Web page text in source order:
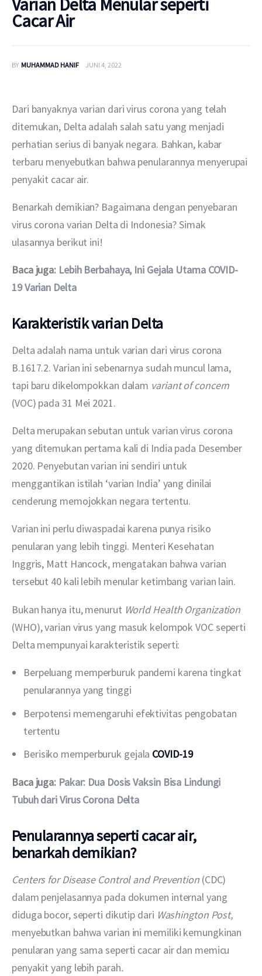
Cacar Air
BY MUHAMMAD HANIF JUNI 4, 2022
Dari banyaknya varian dari virus corona yang telah
ditemukan, Delta adalah salah satu yang menjadi
perhatian serius di banyak negara. Bahkan, kabar
terbaru menyebutkan bahwa penularannya menyerupai
penyakit cacar air.
Benarkah demikian? Bagaimana dengan penyebaran
virus corona varian Delta di Indonesia? Simak
ulasannya berikut ini!
Baca juga: Lebih Berbahaya, Ini Gejala Utama COVID-
19 Varian Delta
Karakteristik varian Delta
Delta adalah nama untuk varian dari virus corona
B.1617.2. Varian ini sebenarnya sudah muncul lama,
tapi baru dikelompokkan dalam variant of concern
(VOC) pada 31 Mei 2021.
Delta merupakan sebutan untuk varian virus corona
yang ditemukan pertama kali di India pada Desember
2020. Penyebutan varian ini sendiri untuk
menggantikan istilah ‘varian India’ yang dinilai
cenderung memojokkan negara tertentu.
Varian ini perlu diwaspadai karena punya risiko
penularan yang lebih tinggi. Menteri Kesehatan
Inggris, Matt Hancock, mengatakan bahwa varian
tersebut 40 kali lebih menular ketimbang varian lain.
Bukan hanya itu, menurut World Health Organization
(WHO), varian virus yang masuk kelompok VOC seperti
Delta mempunyai karakteristik seperti:
Berpeluang memperburuk pandemi karena tingkat
penularannya yang tinggi
Berpotensi memengaruhi efektivitas pengobatan
tertentu
Berisiko memperburuk gejala COVID-19
Baca juga: Pakar: Dua Dosis Vaksin Bisa Lindungi
Tubuh dari Virus Corona Delta
Penularannya seperti cacar air,
benarkah demikian?
Centers for Disease Control and Prevention (CDC)
dalam penjelasannya pada dokumen internal yang
diduga bocor, seperti dikutip dari Washington Post,
menyebutkan bahwa varian ini memiliki kemungkinan
penularan yang sama seperti cacar airdan memicu
penyakit yang lebih parah.